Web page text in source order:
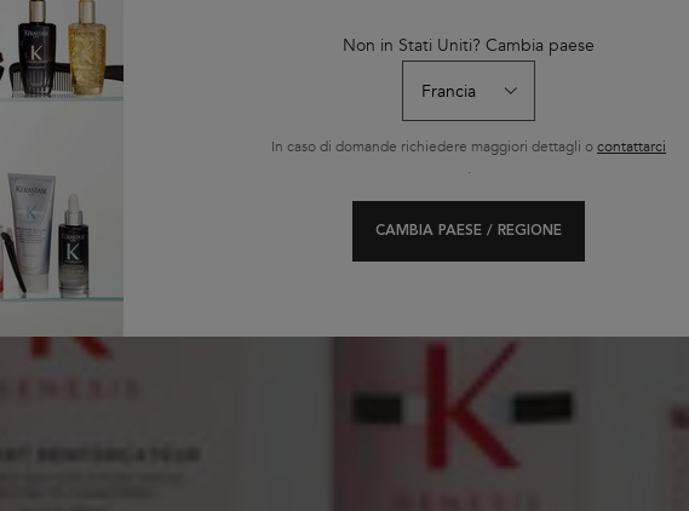
Non in Stati Uniti? Cambia paese
In caso di domande richiedere maggiori dettagli ocontattarci
.
CAMBIA PAESE / REGIONE